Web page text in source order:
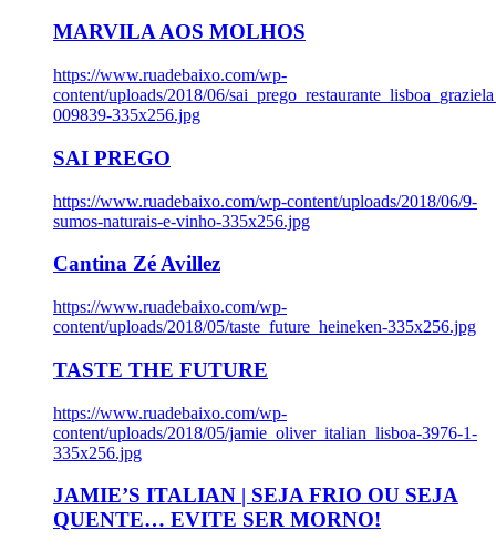
MARVILA AOS MOLHOS
https://www.ruadebaixo.com/wp-
content/uploads/2018/06/
009839-335x256.jpg
SAI PREGO
https://www.ruadebaixo.com/wp-content/uploads/2018/06/9-
sumos-naturais-e-vinho-335x256.jpg
Cantina Zé Avillez
https://www.ruadebaixo.com/wp-
content/uploads/2018/05/taste_future_heineken-335x256.jpg
TASTE THE FUTURE
https://www.ruadebaixo.com/wp-
content/uploads/2018/05/jamie_oliver_italian_lisboa-3976-1-
335x256.jpg
JAMIE’S ITALIAN | SEJA FRIO OU SEJA
QUENTE… EVITE SER MORNO!